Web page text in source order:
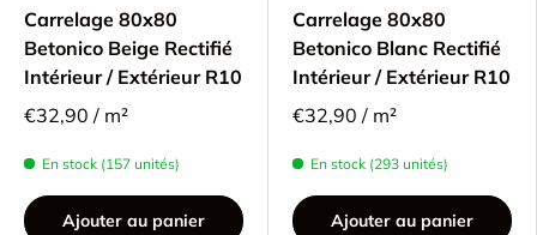
Carrelage 80x80
Betonico Beige Rectifié
Intérieur / Extérieur R10
€32,90 / m²
En stock (157 unités)
Ajouter au panier
Carrelage 80x80
Betonico Blanc Rectifié
Intérieur / Extérieur R10
€32,90 / m²
En stock (293 unités)
Ajouter au panier